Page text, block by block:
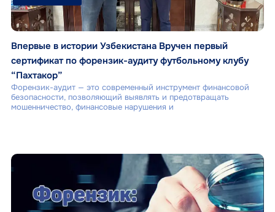
Впервые в истории Узбекистана Вручен первый
сертификат по форензик-аудиту футбольному клубу
“Пахтакор”
Форензик-аудит — это современный инструмент финансовой
безопасности, позволяющий выявлять и предотвращать
мошенничество, финансовые нарушения и